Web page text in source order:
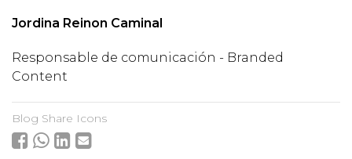
Jordina Reinon Caminal
Responsable de comunicación - Branded
Content
Blog Share Icons